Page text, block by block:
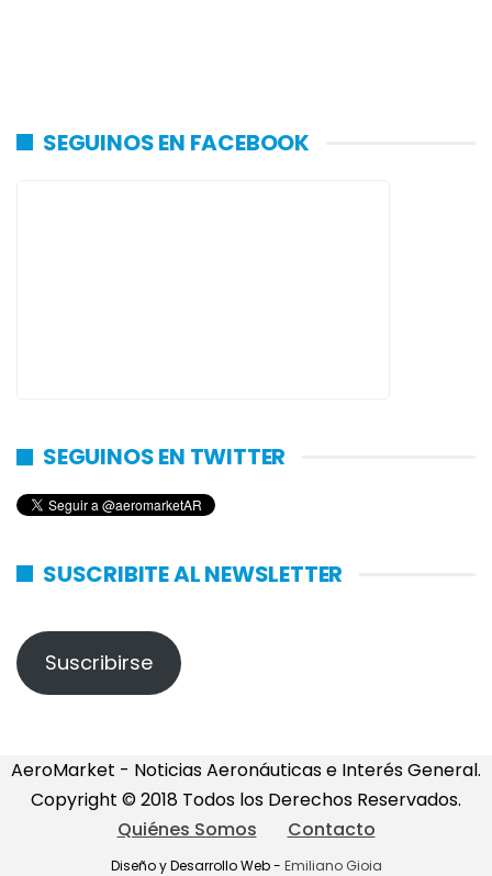
SEGUINOS EN FACEBOOK
SEGUINOS EN TWITTER
SUSCRIBITE AL NEWSLETTER
Suscribirse
AeroMarket - Noticias Aeronáuticas e Interés General.
Copyright © 2018 Todos los Derechos Reservados.
Quiénes Somos
Contacto
Diseño y Desarrollo Web - Emiliano Gioia